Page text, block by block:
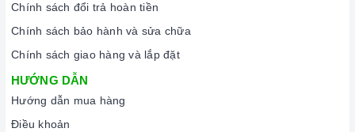
Chính sách đổi trả hoàn tiền
Chính sách bảo hành và sửa chữa
Chính sách giao hàng và lắp đặt
HƯỚNG DẪN
Hướng dẫn mua hàng
Điều khoản